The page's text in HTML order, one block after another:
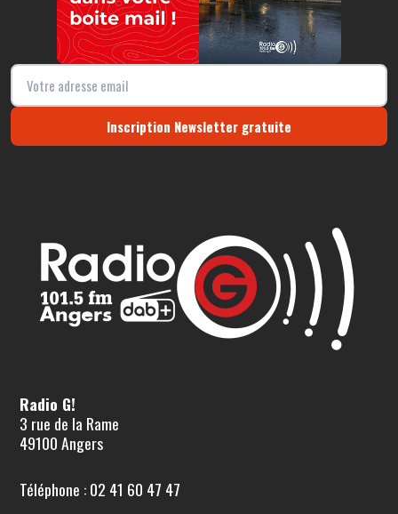
Inscription Newsletter gratuite
Radio G!
3 rue de la Rame
49100 Angers
Téléphone : 02 41 60 47 47